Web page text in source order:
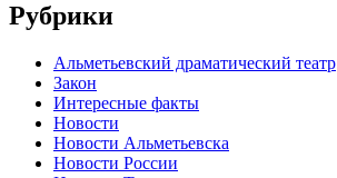
Рубрики
Альметьевский драматический театр
Закон
Интересные факты
Новости
Новости Альметьевска
Новости России